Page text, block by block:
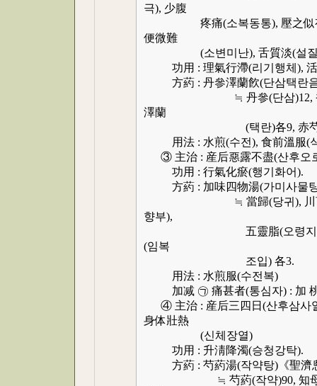
극), 少腹
疼痛(소복동통), 壓之似有硬
便微難
(소변미난), 舌質淡(설질담),
功用 : 理氣行滯(리기행체), 活
方葯 : 丹參澤蘭飮(단삼택란음
≒ 丹參(단삼)12, 香附(향
澤蘭
(택란)各9, 赤芍(적작), 山
用法 : 水煎(수전), 食前溫服(
③ 主治 : 産后惡露不盡(산후오
功用 : 行氣化瘀(행기화어).
方葯 : 加味四物湯(가미사물탕
≒ 當歸(당귀), 川芎(천궁),
향부),
五靈脂(오령지,炒), 上二
(임복
조입) 各3.
用法 : 水煎服(수전복)
加减 ㉠ 痛甚者(통심자) : 加 桃
④ 主治 : 産后三四日(산후삼사
身体壯熱
(신체장열)
功用 : 升淸降濁(승청강탁).
方葯 : 芍葯湯(작약탕)《聖濟
≒ 芍葯(작약)90, 知母(지모